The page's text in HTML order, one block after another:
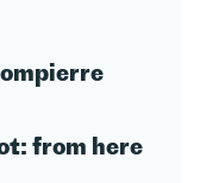
from here